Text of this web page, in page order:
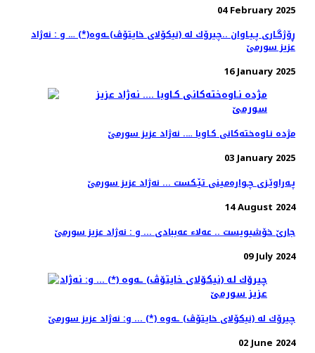
04 February 2025
ڕۆژگـاری پـیـاوان ..چیرۆك له‌ (نیكۆلای خایتۆڤ)ـه‌وه‌(*) … و ‌: نه‌ژاد
عزیز سورمێ
16 January 2025
مژده‌ نـاوه‌خته‌كانی كـاوبا …. نه‌ژاد عزیز سورمێ
03 January 2025
پـه‌راوێـزی چـواره‌مینی تێـكست ... نه‌ژاد عزیز سورمێ
14 August 2024
جارێ خۆشیویست .. عەلا‌ء عەببادی ... و : نه‌ژاد عزیز سورمێ
09 July 2024
چیرۆك له‌ (نیكۆلای خایتۆڤ) ـه‌وه‌ (*) ... و: نه‌ژاد عزیز سورمێ
02 June 2024